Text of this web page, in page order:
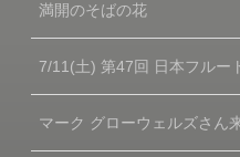
満開のそばの花
7/11(土) 第47回 日本フルー
マーク グローウェルズさん